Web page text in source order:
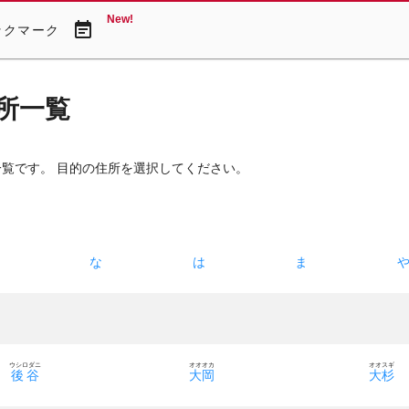
クマーク event_note New!
一覧
です。 目的の住所を選択してください。
な は ま や
後谷
ウシロダニ
大岡
オオオカ
大杉
オオスギ